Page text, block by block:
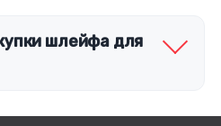
шлейфа для